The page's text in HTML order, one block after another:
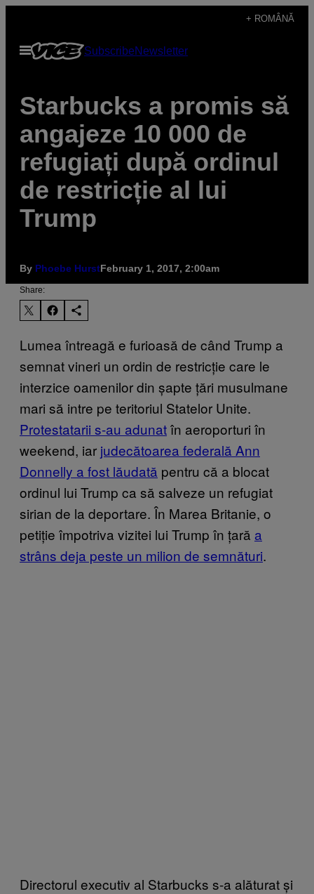
content
+ ROMÂNĂ
Open
Menu
SubscribeNewsletter
Starbucks a promis să
angajeze 10 000 de
refugiați după ordinul
de restricție al lui
Trump
By Phoebe HurstFebruary 1, 2017, 2:00am
Share:
Lumea întreagă e furioasă de când Trump a
semnat vineri un ordin de restricție care le
interzice oamenilor din șapte țări musulmane
mari să intre pe teritoriul Statelor Unite.
Protestatarii s-au adunatîn aeroporturi în
weekend, iar judecătoarea federală Ann
Donnelly a fost lăudată pentru că a blocat
ordinul lui Trump ca să salveze un refugiat
sirian de la deportare. În Marea Britanie, o
petiție împotriva vizitei lui Trump în țară a
strâns deja peste un milion de semnături.
Directorul executiv al Starbucks s-a alăturat și